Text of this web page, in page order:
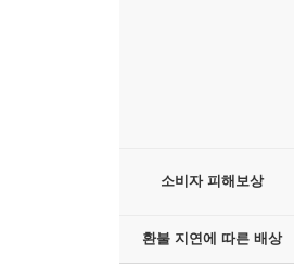
소비자 피해보상
환불 지연에 따른 배상